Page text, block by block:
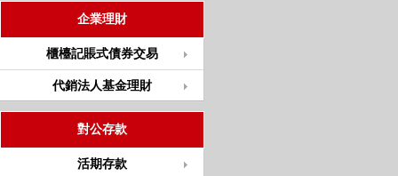
企業理財
櫃檯記賬式債券交易
代銷法人基金理財
對公存款
活期存款